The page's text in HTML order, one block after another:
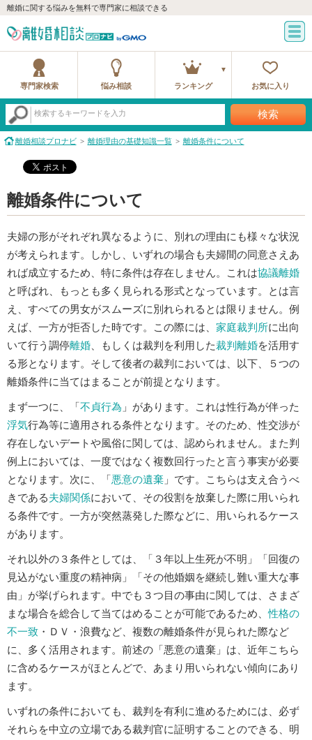
離婚に関する悩みを無料で専門家に相談できる
専門家検索 悩み相談 ランキング お気に入り
検索するキーワードを入力 検索
離婚相談プロナビ 離婚理由の基礎知識一覧 離婚条件について
離婚条件について
夫婦の形がそれぞれ異なるように、別れの理由にも様々な状況
が考えられます。しかし、いずれの場合も夫婦間の同意さえあ
れば成立するため、特に条件は存在しません。これは協議離婚
と呼ばれ、もっとも多く見られる形式となっています。とは言
え、すべての男女がスムーズに別れられるとは限りません。例
えば、一方が拒否した時です。この際には、 家庭裁判所に出向
いて行う調停離婚、もしくは裁判を利用した裁判離婚を活用す
る形となります。そして後者の裁判においては、以下、５つの
離婚条件に当てはまることが前提となります。
まず一つに、「 不貞行為 」があります。これは性行為が伴った
浮気行為等に適用される条件となります。そのため、性交渉が
存在しないデートや風俗に関しては、認められません。また判
例上においては、一度ではなく複数回行ったと言う事実が必要
となります。次に、「 悪意の遺棄 」です。こちらは支え合うべ
きである夫婦関係において、その役割を放棄した際に用いられ
る条件です。一方が突然蒸発した際などに、用いられるケース
があります。
それ以外の３条件としては、「３年以上生死が不明」「回復の
見込がない重度の精神病」「その他婚姻を継続し難い重大な事
由」が挙げられます。中でも３つ目の事由に関しては、さまざ
まな場合を総合して当てはめることが可能であるため、性格の
不一致 ・ＤＶ・浪費など、複数の離婚条件が見られた際など
に、多く活用されます。前述の「悪意の遺棄」は、近年こちら
に含めるケースがほとんどで、あまり用いられない傾向にあり
ます。
いずれの条件においても、裁判を有利に進めるためには、必ず
それらを中立の立場である裁判官に証明することのできる、明